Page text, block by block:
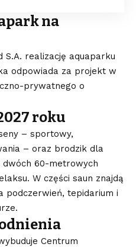
na
S.A. realizację aquaparku
odpowiada za projekt w
prywatnego o
roku
– sportowy,
– oraz brodzik dla
dwóch 60-metrowych
W części saun znajdą
podczerwień, tepidarium i
Centrum